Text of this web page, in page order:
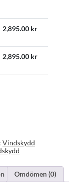
2,895.00 kr
2,895.00 kr
Vindskydd
Omdömen (0)